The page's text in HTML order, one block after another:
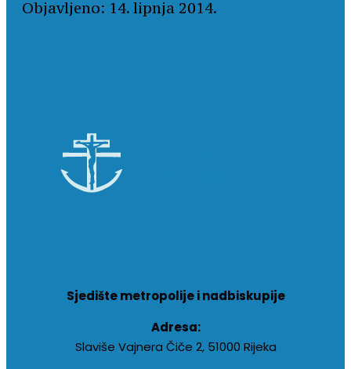
Objavljeno: 14. lipnja 2014.
Sjedište metropolije i nadbiskupije
Adresa:
Slaviše Vajnera Čiče 2, 51000 Rijeka